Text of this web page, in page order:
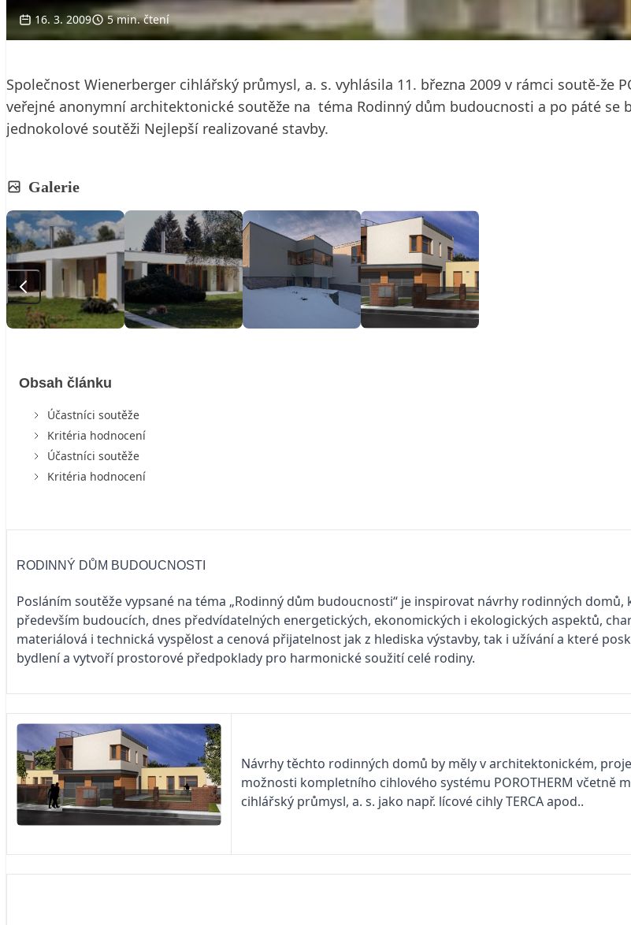
16. 3. 2009 5 min. čtení
Společnost Wienerberger cihlářský průmysl, a. s. vyhlásila 11. března 2009 v rámci soutě-že
veřejné anonymní architektonické soutěže na téma Rodinný dům budoucnosti a po páté se
jednokolové soutěži Nejlepší realizované stavby.
Galerie
Obsah článku
Účastníci soutěže
Kritéria hodnocení
Účastníci soutěže
Kritéria hodnocení
RODINNÝ DŮM BUDOUCNOSTI
Posláním soutěže vypsané na téma „Rodinný dům budoucnosti“ je inspirovat návrhy rodinných
především budoucích, dnes předvídatelných energetických, ekonomických i ekologických aspektů,
materiálová i technická vyspělost a cenová přijatelnost jak z hlediska výstavby, tak i užívání a které
bydlení a vytvoří prostorové předpoklady pro harmonické soužití celé rodiny.
Návrhy těchto rodinných domů by měly v architektonickém,
možnosti kompletního cihlového systému POROTHERM včetně
cihlářský průmysl, a. s. jako např. lícové cihly TERCA apod..